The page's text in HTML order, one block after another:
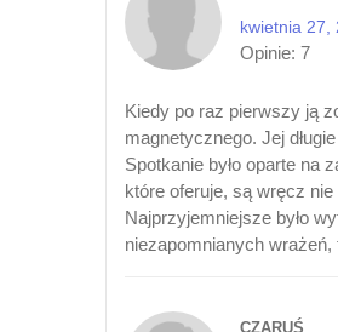
kwietnia 27,
Opinie: 7
Kiedy po raz pierwszy ją
magnetycznego. Jej
Spotkanie było oparte na
które oferuje, są wręcz
Najprzyjemniejsze było
niezapomnianych
CZARUŚ